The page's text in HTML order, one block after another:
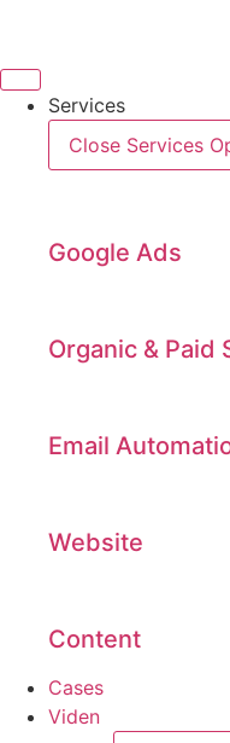
indhold
Services
Close Services
Google Ads
Organic & Paid
Email
Website
Content
Cases
Viden